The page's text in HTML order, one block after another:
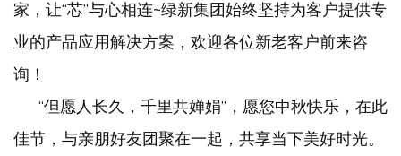
家，让“芯”与心相连~绿新集团始终坚持为客户提供专
业的产品应用解决方案，欢迎各位新老客户前来咨
询！
“但愿人长久，千里共婵娟”，愿您中秋快乐，在此
佳节，与亲朋好友团聚在一起，共享当下美好时光。